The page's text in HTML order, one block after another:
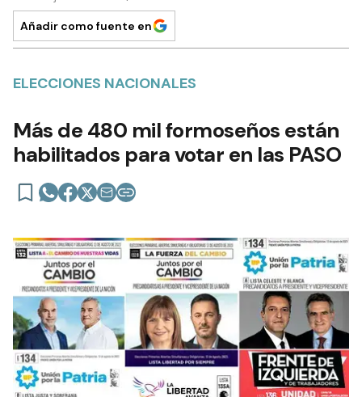
Añadir como fuente en
ELECCIONES NACIONALES
Más de 480 mil formoseños están
habilitados para votar en las PASO